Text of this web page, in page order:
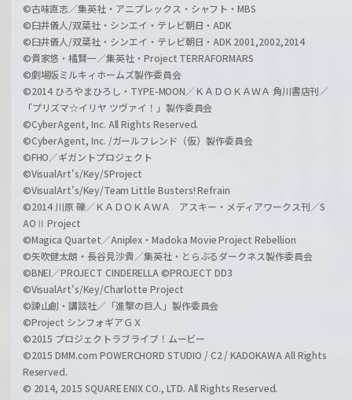
©古味直志／集英社・アニプレックス・シャフト・MBS
©臼井儀人/双葉社・シンエイ・テレビ朝日・ADK
©臼井儀人/双葉社・シンエイ・テレビ朝日・ADK 2001,2002,2014
©貴家悠・橘賢一／集英社・Project TERRAFORMARS
©劇場版ミルキィホームズ製作委員会
©2014 ひろやまひろし・TYPE-MOON／ＫＡＤＯＫＡＷＡ 角川書店刊／
「プリズマ☆イリヤ ツヴァイ！」製作委員会
©CyberAgent, Inc. All Rights Reserved.
©CyberAgent, Inc. /ガールフレンド（仮）製作委員会
©FHO／ギガントプロジェクト
©VisualArt's/Key/SProject
©VisualArt's/Key/Team Little Busters! Refrain
©2014 川原 礫／ＫＡＤＯＫＡＷＡ アスキー・メディアワークス刊／S
AOⅡ Project
©Magica Quartet／Aniplex・Madoka Movie Project Rebellion
©矢吹健太朗・長谷見沙貴／集英社・とらぶるダークネス製作委員会
©BNEI／PROJECT CINDERELLA ©PROJECT DD3
©VisualArt's/Key/Charlotte Project
©諫山創・講談社／「進撃の巨人」製作委員会
©Project シンフォギアＧＸ
©2015 プロジェクトラブライブ！ムービー
©2015 DMM.com POWERCHORD STUDIO / C2 / KADOKAWA All Rights
Reserved.
© 2014, 2015 SQUARE ENIX CO., LTD. All Rights Reserved.